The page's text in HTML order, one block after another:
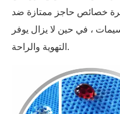
خصائص حاجز ممتازة ضد
، في حين لا يزال يوفر
التهوية والراحة.